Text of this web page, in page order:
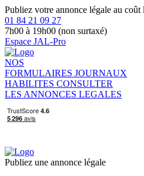
Publiez votre annonce légale au coût
01 84 21 09 27
7h00 à 19h00 (non surtaxé)
Espace JAL-Pro
NOS
FORMULAIRES JOURNAUX
HABILITES CONSULTER
LES ANNONCES LEGALES
Publiez une annonce légale